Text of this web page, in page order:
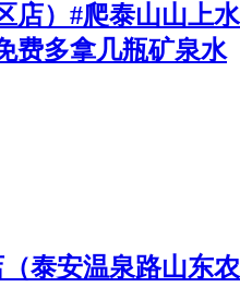
店）#爬泰山山上水
费多拿几瓶矿泉水
泰安温泉路山东农